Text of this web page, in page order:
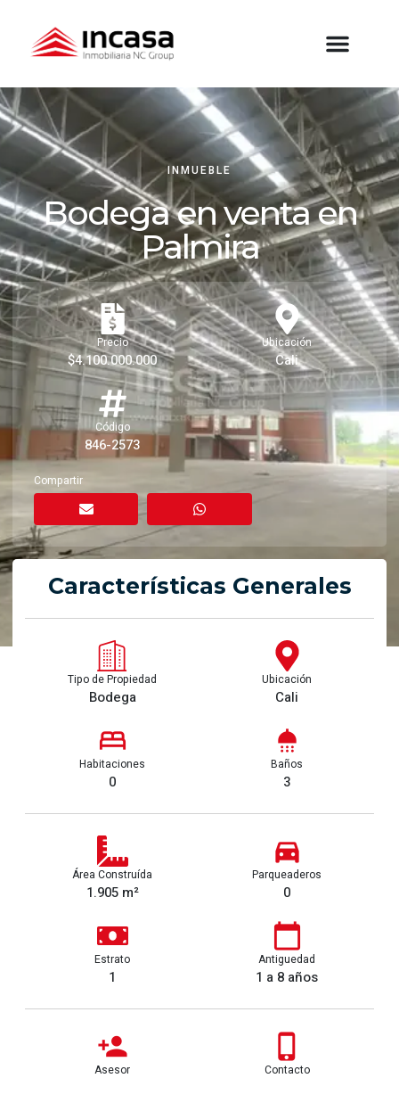
INMUEBLE
Bodega en venta en
Palmira
Precio
$4.100.000.000
Ubicación
Cali
Código
846-2573
Compartir
Características Generales
Tipo de Propiedad
Bodega
Ubicación
Cali
Habitaciones
0
Baños
3
Área Construída
1.905 m²
Parqueaderos
0
Estrato
1
Antiguedad
1 a 8 años
Asesor Contacto